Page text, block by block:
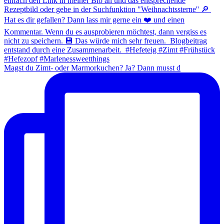
Magst du Zimt- oder Marmorkuchen? Ja? Dann musst d